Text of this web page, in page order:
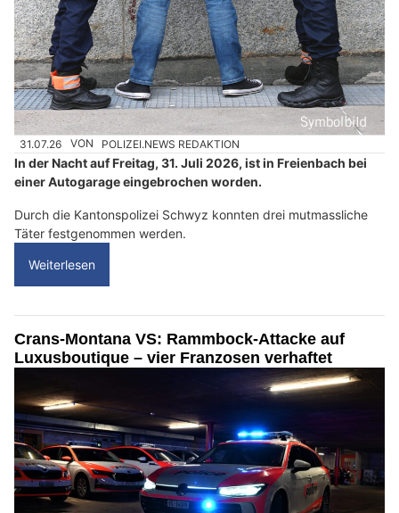
31.07.26 VON POLIZEI.NEWS REDAKTION
In der Nacht auf Freitag, 31. Juli 2026, ist in Freienbach bei
einer Autogarage eingebrochen worden.
Durch die Kantonspolizei Schwyz konnten drei mutmassliche
Täter festgenommen werden.
Weiterlesen
Crans-Montana VS: Rammbock-Attacke auf
Luxusboutique – vier Franzosen verhaftet